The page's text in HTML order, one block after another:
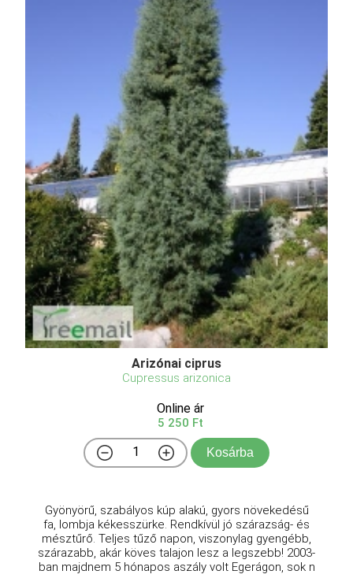
Arizónai ciprus
Cupressus arizonica
Online ár
5 250 Ft
Kosárba
Gyönyörű, szabályos kúp alakú, gyors növekedésű
fa, lombja kékesszürke. Rendkívül jó szárazság- és
mésztűrő. Teljes tűző napon, viszonylag gyengébb,
szárazabb, akár köves talajon lesz a legszebb! 2003-
ban majdnem 5 hónapos aszály volt Egerágon, sok n